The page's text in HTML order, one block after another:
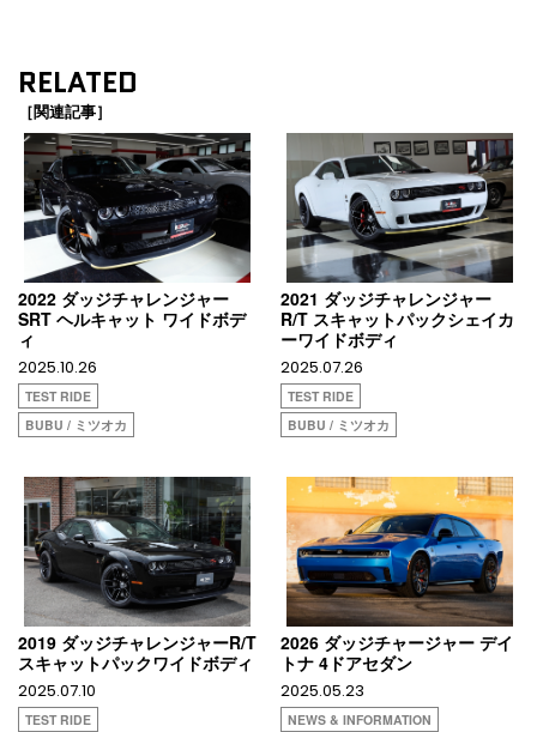
RELATED
［関連記事］
2022 ダッジチャレンジャー
SRT ヘルキャット ワイドボデ
ィ
2025.10.26
TEST RIDE
BUBU / ミツオカ
2021 ダッジチャレンジャー
R/T スキャットパックシェイカ
ーワイドボディ
2025.07.26
TEST RIDE
BUBU / ミツオカ
2019 ダッジチャレンジャーR/T
スキャットパックワイドボディ
2025.07.10
TEST RIDE
2026 ダッジチャージャー デイ
トナ 4ドアセダン
2025.05.23
NEWS & INFORMATION